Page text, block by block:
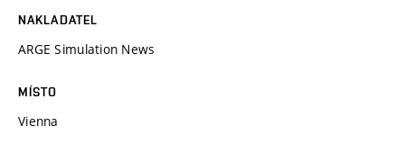
NAKLADATEL
ARGE Simulation News
MÍSTO
Vienna